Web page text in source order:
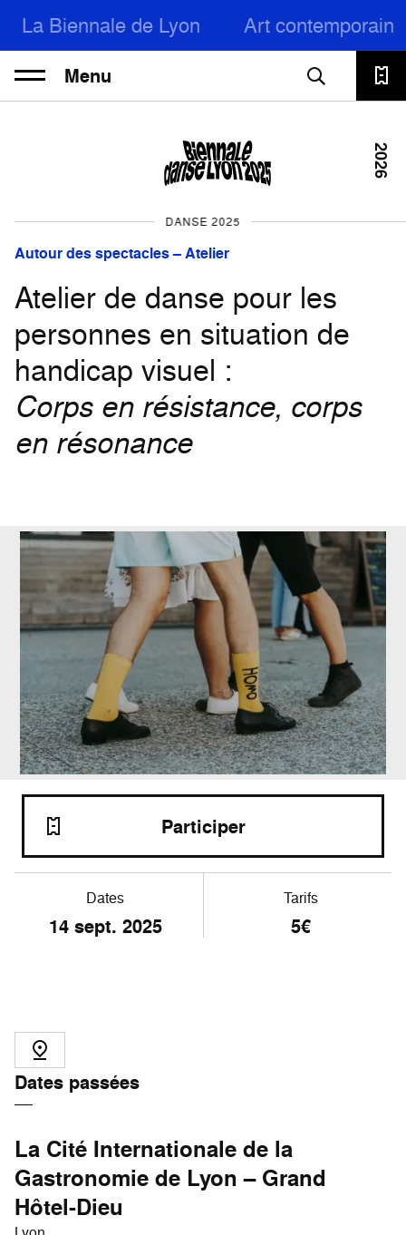
La Biennale de Lyon Art contemporain
Menu
DANSE 2025
Autour des spectacles – Atelier
Atelier de danse pour les
personnes en situation de
handicap visuel :
Corps en résistance, corps
en résonance
2026
Dates
14sept. 2025
Tarifs
5€
Participer
Dates passées
La Cité Internationale de la
Gastronomie de Lyon – Grand
Hôtel-Dieu